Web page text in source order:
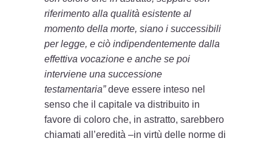
riferimento alla qualità esistente al
momento della morte, siano i successibili
per legge, e ciò indipendentemente dalla
effettiva vocazione e anche se poi
interviene una successione
testamentaria”deve essere inteso nel
senso che il capitale va distribuito in
favore di coloro che, in astratto, sarebbero
chiamati all’eredità –in virtù delle norme di